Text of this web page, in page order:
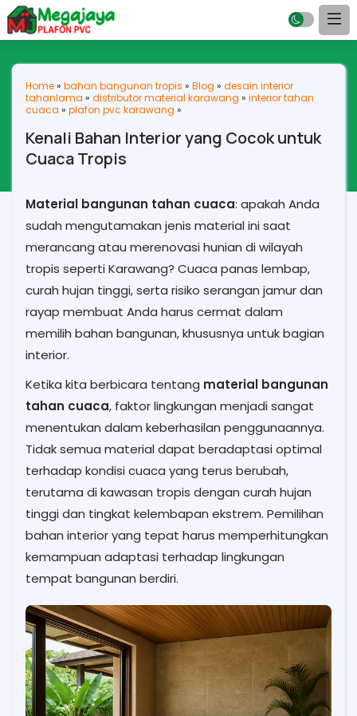
Home» bahan bangunan tropis » Blog » desain interior
tahanlama » distributor material karawang » interior tahan
cuaca » plafon pvc karawang »
Kenali Bahan Interior yang Cocok untuk
Cuaca Tropis
Material bangunan tahan cuaca: apakah Anda
sudah mengutamakan jenis material ini saat
merancang atau merenovasi hunian di wilayah
tropis seperti Karawang? Cuaca panas lembap,
curah hujan tinggi, serta risiko serangan jamur dan
rayap membuat Anda harus cermat dalam
memilih bahan bangunan, khususnya untuk bagian
interior.
Ketika kita berbicara tentang material bangunan
tahan cuaca, faktor lingkungan menjadi sangat
menentukan dalam keberhasilan penggunaannya.
Tidak semua material dapat beradaptasi optimal
terhadap kondisi cuaca yang terus berubah,
terutama di kawasan tropis dengan curah hujan
tinggi dan tingkat kelembapan ekstrem. Pemilihan
bahan interior yang tepat harus memperhitungkan
kemampuan adaptasi terhadap lingkungan
tempat bangunan berdiri.